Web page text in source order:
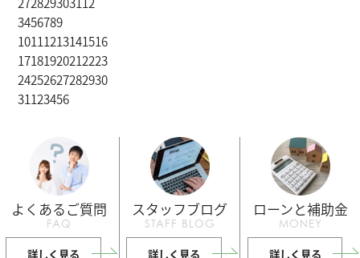
3456789
10111213141516
17181920212223
24252627282930
31123456
よくあるご質問
FAQ
詳しく見る
スタッフブログ
STAFF BLOG
詳しく見る
ローンと補助金
MONEY
詳しく見る